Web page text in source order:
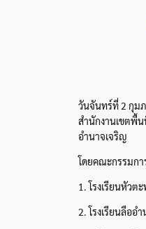
วันจันทร์ที่ 2 กุม
สำนักงานเขตพื้
อำนาจเจริญ
โดยคณะกรรมก
1. โรงเรียนหัวต
2. โรงเรียนลืออ